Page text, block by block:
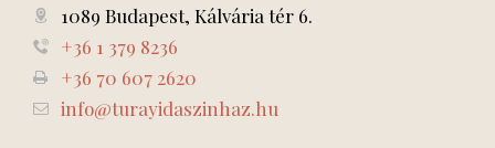
1089 Budapest, Kálvária tér 6.
+36 1 379 8236
+36 70 607 2620
info@turayidaszinhaz.hu